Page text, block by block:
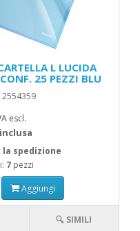
L LUCIDA
25 PEZZI BLU
escl.
spedizione
7pezzi
Aggiungi
🔍 SIMILI